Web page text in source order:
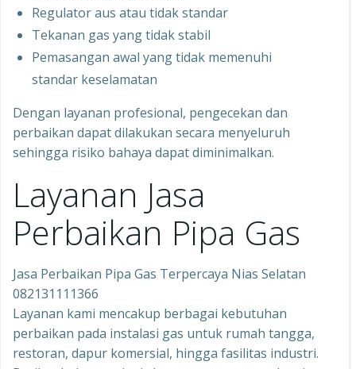
Regulator aus atau tidak standar
Tekanan gas yang tidak stabil
Pemasangan awal yang tidak memenuhi
standar keselamatan
Dengan layanan profesional, pengecekan dan
perbaikan dapat dilakukan secara menyeluruh
sehingga risiko bahaya dapat diminimalkan.
Layanan Jasa
Perbaikan Pipa Gas
Jasa Perbaikan Pipa Gas Terpercaya Nias Selatan
082131111366
Layanan kami mencakup berbagai kebutuhan
perbaikan pada instalasi gas untuk rumah tangga,
restoran, dapur komersial, hingga fasilitas industri.